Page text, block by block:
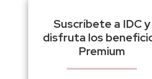
Suscríbete a IDC y
disfruta los
Premium